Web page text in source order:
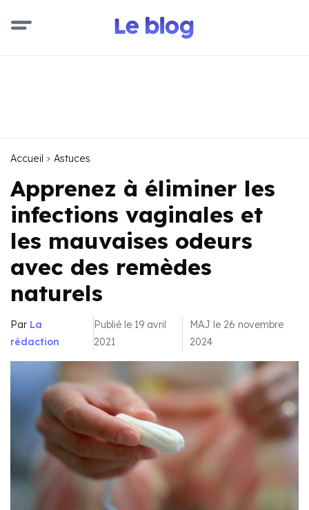
Accueil Astuces
Apprenez à éliminer les
infections vaginales et
les mauvaises odeurs
avec des remèdes
naturels
Par La
rédaction
Publié le 19 avril
2021
MAJ le 26 novembre
2024